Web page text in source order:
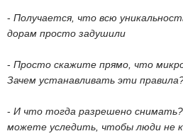
- Получается, что всю
дорам просто задушили
- Просто скажите прямо, что
Зачем устанавливать эти
- И что тогда разрешено
можете уследить, чтобы люди не